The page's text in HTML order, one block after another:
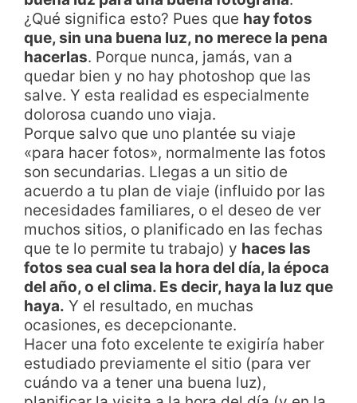
¿Qué significa esto? Pues que hay fotos
que, sin una buena luz, no merece la pena
hacerlas. Porque nunca, jamás, van a
quedar bien y no hay photoshop que las
salve. Y esta realidad es especialmente
dolorosa cuando uno viaja.
Porque salvo que uno plantée su viaje
«para hacer fotos», normalmente las fotos
son secundarias. Llegas a un sitio de
acuerdo a tu plan de viaje (influido por las
necesidades familiares, o el deseo de ver
muchos sitios, o planificado en las fechas
que te lo permite tu trabajo) y haces las
fotos sea cual sea la hora del día, la época
del año, o el clima. Es decir, haya la luz que
haya. Y el resultado, en muchas
ocasiones, es decepcionante.
Hacer una foto excelente te exigiría haber
estudiado previamente el sitio (para ver
cuándo va a tener una buena luz),